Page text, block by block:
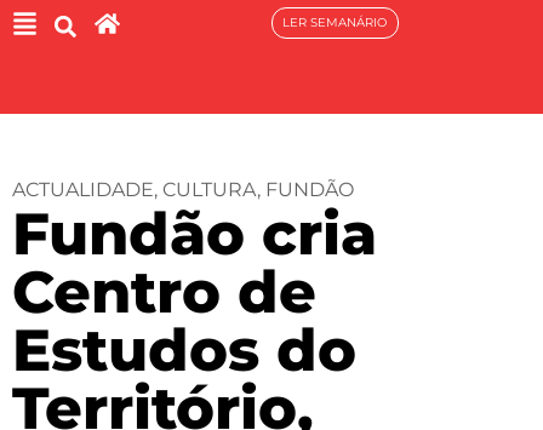
LER SEMANÁRIO
ACTUALIDADE, CULTURA, FUNDÃO
Fundão cria
Centro de
Estudos do
Território,